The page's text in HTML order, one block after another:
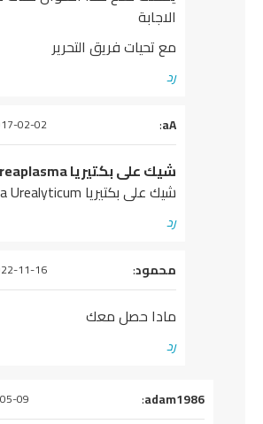
مع تحيات فريق التحرير
2017-02-02 الساعة 21:02
شيك على بكتيريا Ureaplasma
شيك على بكتيريا Ureaplasma Urealyticum
محمود: 2022-11-16 الساعة 19:29
مادا حصل معك
adam1986
: 2016-05-09 الساعة 17:30